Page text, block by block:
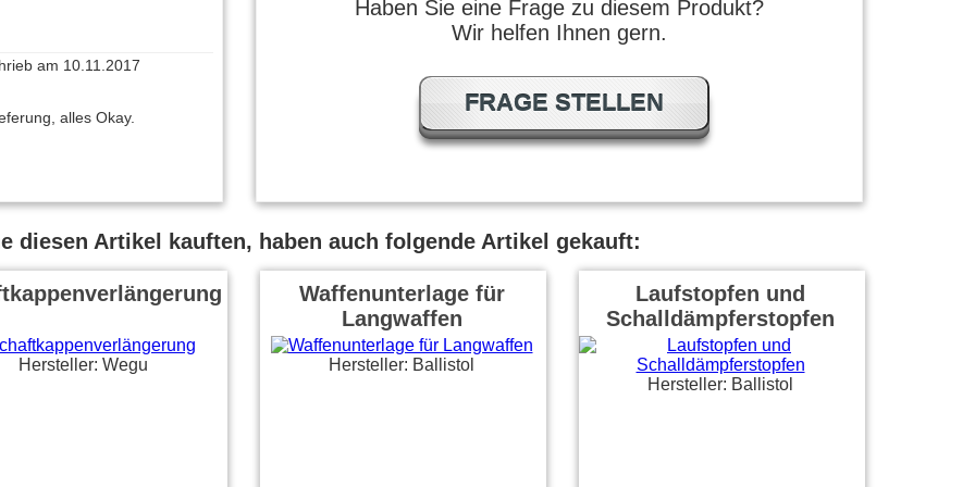
am 06.11.2017
zu einem Top- Preis,
und sehr schnelle
am 07.03.2017
Haben Sie eine Frage zu diesem Produkt?
Wir helfen Ihnen gern.
FRAGE STELLEN
diesen Artikel kauften, haben auch folgende Artikel gekauft:
Hersteller: Wegu
Waffenunterlage für
Langwaffen
Hersteller: Ballistol
Laufstopfen und
Schalldämpferstopfen
Hersteller: Ballistol